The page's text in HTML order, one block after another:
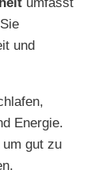
und
Energie.
gut zu